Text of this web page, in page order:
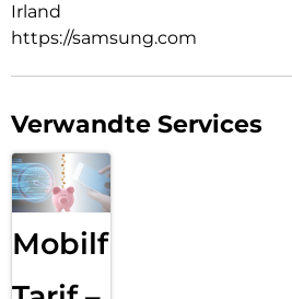
Irland
https://samsung.com
Verwandte Services
Mobilfunk